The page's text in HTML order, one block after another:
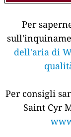
Per
dell'aria di
Per consigli
Saint Cyr